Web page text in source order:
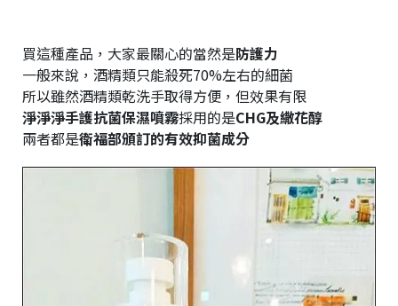
買這種產品，大家最關心的當然是防護力
一般來說，酒精類只能殺死70%左右的細菌
所以雖然酒精類乾洗手取得方便，但效果有限
淨淨淨手護抗菌保濕噴霧採用的是CHG及繖花醇
兩者都是衛福部頒訂的有效抑菌成分